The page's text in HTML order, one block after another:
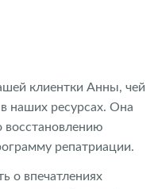
клиентки Анны, чей
наших ресурсах. Она
восстановлению
репатриации.
о впечатлениях